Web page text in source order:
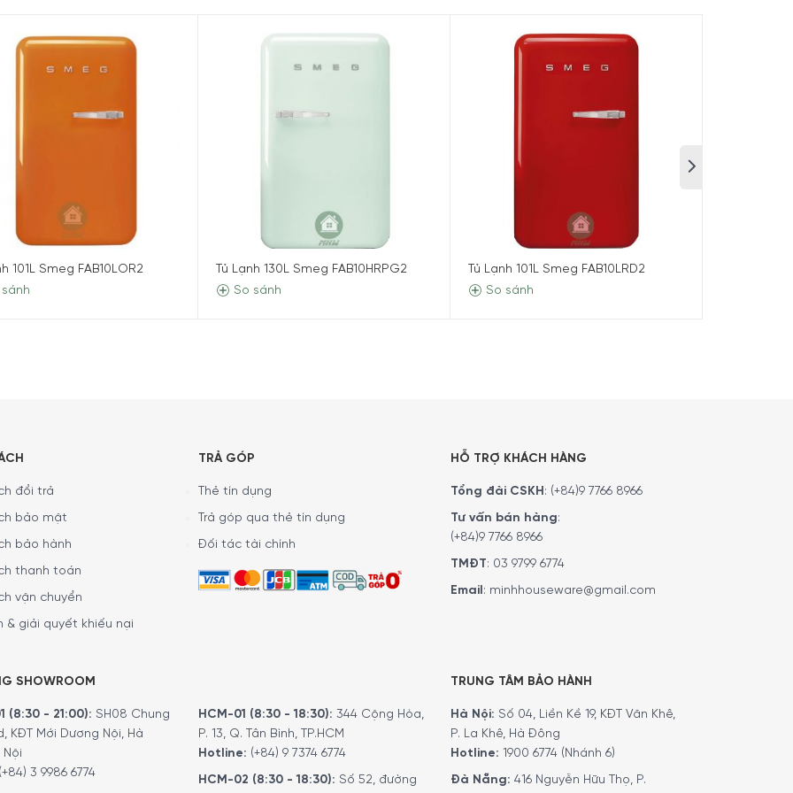
LẠI NỔI BẬT?
các phương tiện truyền thông. Những sản phẩm của Tủ lạnh Smeg FAB28 được thiết kế lại với kệ mới và
tế. Từ đó tạo nên nhiều nét đặc biệt mà khó có sản phẩm nào sánh bằng.
101L Smeg FAB10LOR2
Tủ Lạnh 130L Smeg FAB10HRPG2
So sánh
Tủ Lạnh 101L Smeg FAB10LRD2
So sánh
đổi trả
bảo mật
bảo hành
thanh toán
vận chuyển
& giải quyết khiếu nại
TRẢ GÓP
Thẻ tín dụng
Trả góp qua thẻ tín dụng
Đối tác tài chính
HỖ TRỢ KHÁCH HÀNG
Tổng đài CSKH: (+84)9 7766 8966
Tư vấn bán hàng:
(+84)9 7766 8966
TMĐT: 03 9799 6774
Email: minhhouseware@gmail.com
SHOWROOM
(8:30 - 21:00): SH08 Chung
KĐT Mới Dương Nội, Hà
(+84) 3 9986 6774
HCM-01 (8:30 - 18:30): 344 Cộng Hòa,
P. 13, Q. Tân Bình, TP.HCM
Hotline: (+84) 9 7374 6774
HCM-02 (8:30 - 18:30): Số 52, đường
TRUNG TÂM BẢO HÀNH
Hà Nội: Số 04, Liền Kề 19, KĐT Văn Khê,
P. La Khê, Hà Đông
Hotline: 1900 6774 (Nhánh 6)
Đà Nẵng: 416 Nguyễn Hữu Thọ, P.